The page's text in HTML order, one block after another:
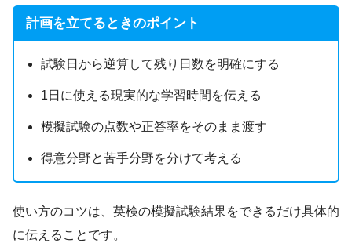
ので、是非チェックしてみて下さい。
計画を立てるときのポイント
試験日から逆算して残り日数を明確にする
1日に使える現実的な学習時間を伝える
模擬試験の点数や正答率をそのまま渡す
得意分野と苦手分野を分けて考える
使い方のコツは、英検の模擬試験結果をできるだけ具体的
に伝えることです。